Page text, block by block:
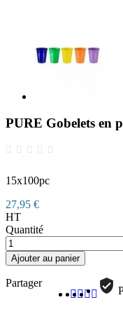
PURE Gobelets en
15x100pc
27,95 €
HT
Quantité
Ajouter au panier
Partager